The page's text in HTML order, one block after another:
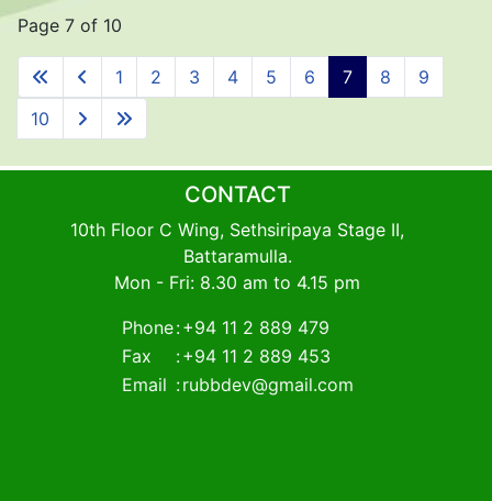
Page 7 of 10
1 2 3 4 5 6 7 8
9
10
CONTACT
10th Floor C Wing, Sethsiripaya Stage II,
Battaramulla.
Mon - Fri: 8.30 am to 4.15 pm
Phone:+94 11 2 889 479
Fax
:+94 11 2 889 453
Email :rubbdev@gmail.com